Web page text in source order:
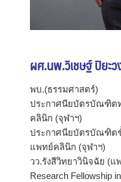
ผศ.นพ.วิเชษฐ์ ปิยะ
พบ.(ธรรมศาสตร์)
ประกาศนียบัตรบัณฑิต
คลินิก (จุฬาฯ)
ประกาศนียบัตรบัณฑิต
แพทย์คลินิก (จุฬาฯ)
วว.รังสีวิทยาวินิจฉัย (แ
Research Fellowship